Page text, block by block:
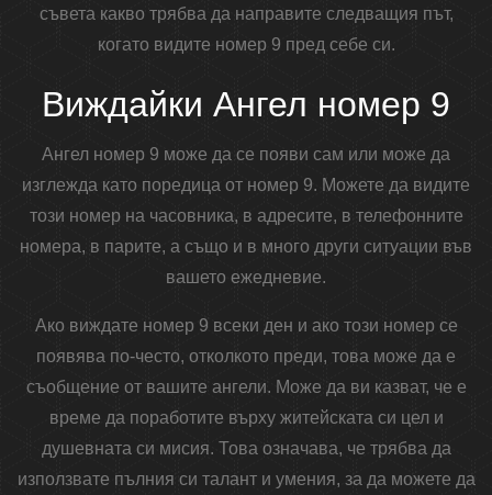
съвета какво трябва да направите следващия път,
когато видите номер 9 пред себе си.
Виждайки Ангел номер 9
Ангел номер 9 може да се появи сам или може да
изглежда като поредица от номер 9. Можете да видите
този номер на часовника, в адресите, в телефонните
номера, в парите, а също и в много други ситуации във
вашето ежедневие.
Ако виждате номер 9 всеки ден и ако този номер се
появява по-често, отколкото преди, това може да е
съобщение от вашите ангели. Може да ви казват, че е
време да поработите върху житейската си цел и
душевната си мисия. Това означава, че трябва да
използвате пълния си талант и умения, за да можете да